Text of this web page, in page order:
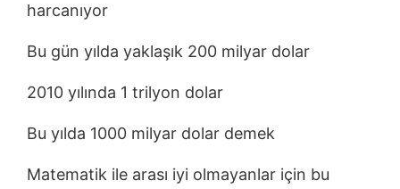
harcanıyor
Bu gün yılda yaklaşık 200 milyar dolar
2010 yılında 1 trilyon dolar
Bu yılda 1000 milyar dolar demek
Matematik ile arası iyi olmayanlar için bu